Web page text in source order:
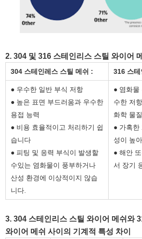
2. 304 및 316 스테인리스 스틸 와이어
304 스테인레스 스틸 메쉬 : 316 스
● 우수한 일반 부식 저항
● 높은 표면 부드러움과 우수한
용접 능력
● 비용 효율적이고 처리하기 쉽
습니다
● 피팅 및 응력 부식이 발생할
수있는 염화물이 풍부하거나
산성 환경에 이상적이지 않습
니다.
● 염화물
수한 저
화학 물
● 가혹한
성이 높
● 해안
서 장기
3. 304 스테인리스 스틸 와이어 메쉬와
와이어 메쉬 사이의 기계적 특성 차이